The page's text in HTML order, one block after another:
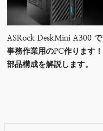
ASRock DeskMini A300 で
事務作業用のPC作ります！
部品構成を解説します。